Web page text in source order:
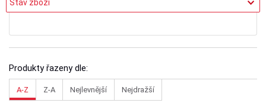
Produkty řazeny dle:
A-Z Z-A Nejlevnější Nejdražší